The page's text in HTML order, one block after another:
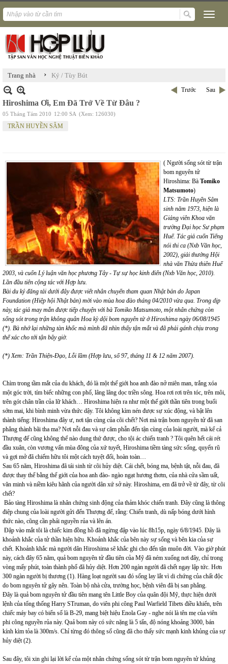
Trang nhà › Ký / Tùy Bút
Trước Sau
Hiroshima Ơi, Em Đã Trở Về Từ Đâu ?
05 Tháng Tám 2010 12:00 SA (Xem: 126030)
TRẦN HUYỀN SÂM
( Người sống sót từ trận
bom nguyên tử
Hiroshima: Bà Tomiko
Matsumoto)
LTS: Trần Huyền Sâm
sinh năm 1973, hiện là
Giảng viên Khoa văn
trường Đại học Sư phạm
Huế. Tác giả cuốn Tiếng
nói thi ca (Nxb Văn học,
2002), giải thưởng Hội
nhà văn Thừa thiên Huế
2003, và cuốn Lý luận văn học phương Tây - Tự sự học kinh điển (Nxb Văn học, 2010).
Lần đầu tiên cộng tác với Hợp lưu.
Bài du ký đăng tải dưới đây được viết nhân chuyến tham quan Nhật bản do Japan
Foundation (Hiệp hội Nhật bản) mời vào mùa hoa đào tháng 04/2010 vừa qua. Trong dịp
này, tác giả may mắn được tiếp chuyện với bà Tomiko Matsumoto, một nhân chứng còn
sống sót trong trận không quân Hoa kỳ dội bom nguyên tử ở Hiroshima ngày 06/08/1945
(*). Bà nhớ lại những tàn khốc mà mình đã nhìn thấy tận mắt và đã phải gánh chịu trong
thể xác cho tới tận bây giờ.
(*) Xem: Trần Thiện-Đạo, Lỗi lầm (Hợp lưu, số 97, tháng 11 & 12 năm 2007).
Chìm trong tầm mắt của du khách, đó là một thế giới hoa anh đào nở miên man, trắng xóa
một góc trời, tím biếc những con phố, lâng lâng dọc triền sông. Hoa rơi rơi trên tóc, trên môi,
trên gót chân trần của lữ khách… Hiroshima hiện ra như một thế giới thần tiên trong buổi
sớm mai, khi bình minh vừa thức dậy. Tôi không kìm nén được sự xúc động, và bật lên
thành tiếng: Hiroshima đây ư, nơi tận cùng của cõi chết? Nơi mà trận bom nguyên tử đã san
phẳng thành bãi tha ma? Nơi nỗi đau và sự căm phẫn đến tận cùng của loài người, mà kể cả
Thượng đế cũng không thể nào dung thứ được, cho tội ác chiến tranh ? Tôi quên hết cái rét
đầu xuân, còn vương vấn mùa đông của xứ tuyết, Hiroshima tiềm tàng sức sống, quyến rũ
và gợi mở đã chiếm hữu tôi một cách tuyệt đối, hoàn toàn…
Sau 65 năm, Hiroshima đã tái sinh từ cõi hủy diệt. Cái chết, bóng ma, bệnh tật, nỗi đau, đã
được thay thế bằng thế giới của hoa anh đào- ngào ngạt hương thơm, của nhà cửa sầm uất,
văn minh và niềm kiêu hãnh của người dân xứ sở này. Hiroshima, em đã trở về từ đây, từ cõi
chết?
Bảo tàng Hiroshima là nhân chứng sinh động của thảm khóc chiến tranh. Đây cũng là thông
điệp chung của loài người gửi đến Thượng đế, rằng: Chiến tranh, dù nấp bóng dưới hình
thức nào, cũng cần phải nguyền rủa và lên án.
Đập vào mắt tôi là chiếc kim đồng hồ đã ngừng đập vào lúc 8h15p, ngày 6/8/1945. Đây là
khoảnh khắc của tử thần hiện hữu. Khoảnh khắc của bên này sự sống và bên kia của sự
chết. Khoảnh khắc mà người dân Hiroshima sẽ khắc ghi cho đến tận muôn đời. Vào giờ phút
này, cách đây 65 năm, quả bom nguyên tử đầu tiên của Mỹ đã ném xuống nơi đây, chỉ trong
vòng mấy phút, toàn thành phố đã hủy diệt. Hơn 200 ngàn người đã chết ngay lập tức. Hơn
300 ngàn người bị thương (1). Hàng loạt người sau đó sống lay lắt vì di chứng của chất độc
do bom nguyên tử gây nên. Toàn bộ nhà cửa, trường học, bệnh viên đã bị san phẳng.
Đây là quả bom nguyên tử đầu tiên mang tên Little Boy của quân đội Mỹ, thực hiện dưới
lệnh của tổng thống Harry STruman, do viên phi công Paul Warfield Tibets điều khiển, trên
chiếc máy bay có biển số là B-29, mang biệt hiệu Enola Gay - nghe nói là tên mẹ của viên
phi công nguyền rủa này. Quả bom này có sức nặng là 5 tấn, độ nóng khoảng 3000, bán
kính kìm tỏa là 300m/s. Chỉ từng đó thông số cũng đã cho thấy sức mạnh kinh khủng của sự
hủy diệt (2).
Sau đây, tôi xin ghi lại lời kể của một nhân chứng sống sót từ trận bom nguyên tử khủng